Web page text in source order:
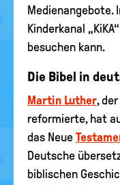
Medienangebote.
Kinderkanal
besuchen kann.
Die Bibel in
Martin Luther,
reformierte, hat
das Neue
Deutsche
biblischen